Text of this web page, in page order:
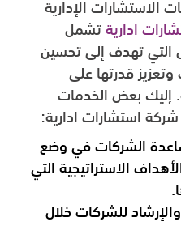
الاستشارات الإدارية
ادارية تشمل
التي تهدف إلى تحسين
قدرتها على
إليك بعض الخدمات
شركة استشارات ادارية:
الشركات في وضع
الاستراتيجية التي
للشركات خلال